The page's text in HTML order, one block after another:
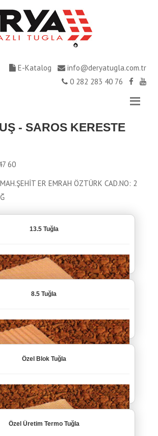
E-Katalog
info@deryatugla.com.tr
0 282 283 40 76
- SAROS KERESTE
60
ER EMRAH ÖZTÜRK CAD.NO: 2
13.5 Tuğla
8.5 Tuğla
Özel Blok Tuğla
Özel Üretim Termo Tuğla